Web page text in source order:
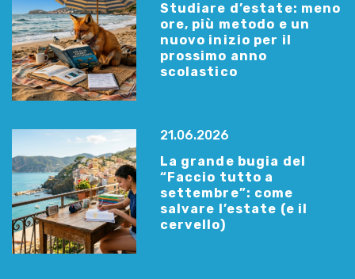
Studiare d’estate: meno
ore, più metodo e un
nuovo inizio per il
prossimo anno
scolastico
21.06.2026
La grande bugia del
“Faccio tutto a
settembre”: come
salvare l’estate (e il
cervello)